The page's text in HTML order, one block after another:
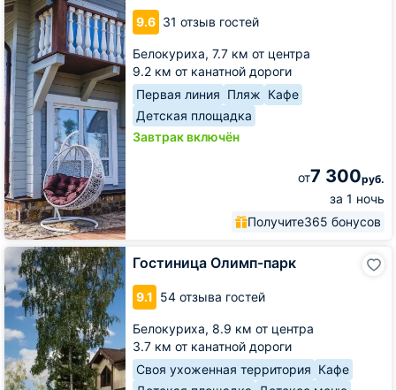
9.6 31 отзыв гостей
Белокуриха, 7.7 км от центра
9.2 км от канатной дороги
Первая линия Пляж Кафе
Детская площадка
Завтрак включён
от7 300руб.
за 1 ночь
Получите365 бонусов
ручей
Гостиница Олимп-парк
9.1 54 отзыва гостей
Белокуриха, 8.9 км от центра
3.7 км от канатной дороги
Своя ухоженная территория Кафе
Гостиница
Олимп-
парк